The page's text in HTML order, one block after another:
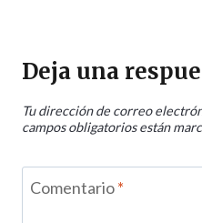
Deja una
Tu dirección de correo
campos obligatorios están
Comentario*